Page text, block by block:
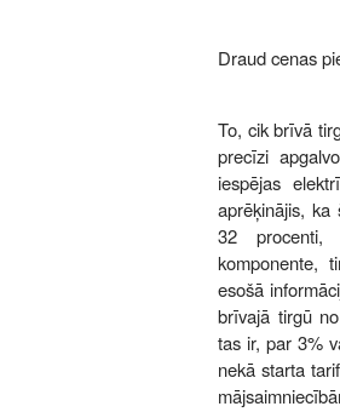
Draud cenas
To, cik brīvā
precīzi
iespējas
aprēķinājis,
32 procenti,
komponente,
esošā
brīvajā tirgū
tas ir, par 3%
nekā starta